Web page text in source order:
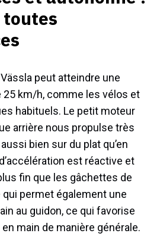
peut atteindre une
25 km/h, comme les vélos et
habituels. Le petit moteur
arrière nous propulse très
bien sur du plat qu’en
est réactive et
fin que les gâchettes de
permet également une
au guidon, ce qui favorise
main de manière générale.